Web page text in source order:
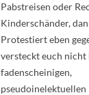
Pabstreisen oder
Kinderschänder,
Protestiert eben
versteckt euch
fadenscheinigen,
pseudoinelektuellen